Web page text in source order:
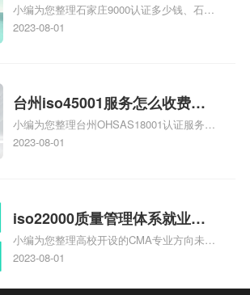
家庄9000认证的公司
小编为您整理石家庄9000认证多少钱、石家
庄9000认证价格多少钱、石家庄9000认证
2023-08-01
台州iso45001服务怎么收费，
台州iso45001认证服务怎么收
费
小编为您整理台州OHSAS18001认证服务中
心哪家收费便宜、台州ISO9000认证，哪个
标准是什么相关iso体系认证知识，详情可
查看下方正文！
2023-08-01
iso22000质量管理体系就业方
向，质量管理与认证就业方向
小编为您整理高校开设的CMA专业方向未来
就业前景及就业方向如何、cma就业方向有
2023-08-01